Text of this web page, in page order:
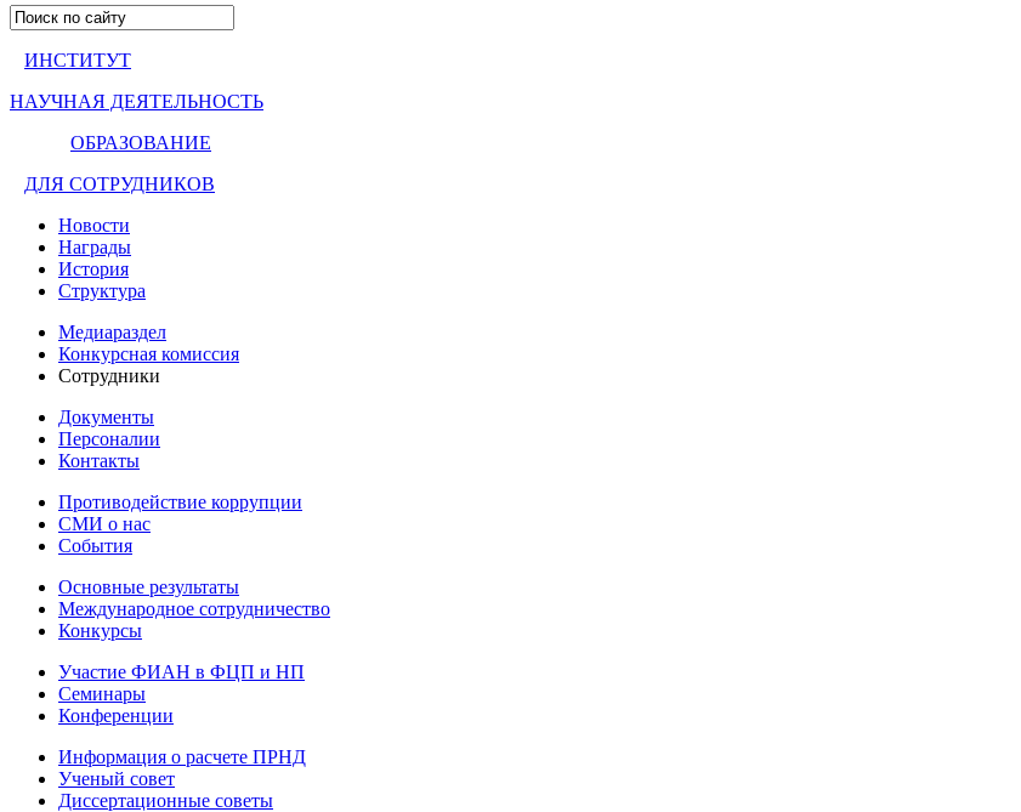
ИНСТИТУТ
НАУЧНАЯ ДЕЯТЕЛЬНОСТЬ
ОБРАЗОВАНИЕ
ДЛЯ СОТРУДНИКОВ
Новости
Награды
История
Структура
Медиараздел
Конкурсная комиссия
Сотрудники
Документы
Персоналии
Контакты
Противодействие коррупции
СМИ о нас
События
Основные результаты
Международное сотрудничество
Конкурсы
Участие ФИАН в ФЦП и НП
Семинары
Конференции
Информация о расчете ПРНД
Ученый совет
Диссертационные советы